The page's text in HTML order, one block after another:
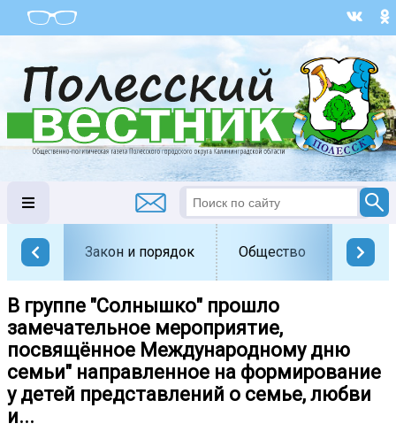
Закон и порядок Общество
В группе "Солнышко" прошло
замечательное мероприятие,
посвящённое Международному дню
семьи" направленное на формирование
у детей представлений о семье, любви
и...